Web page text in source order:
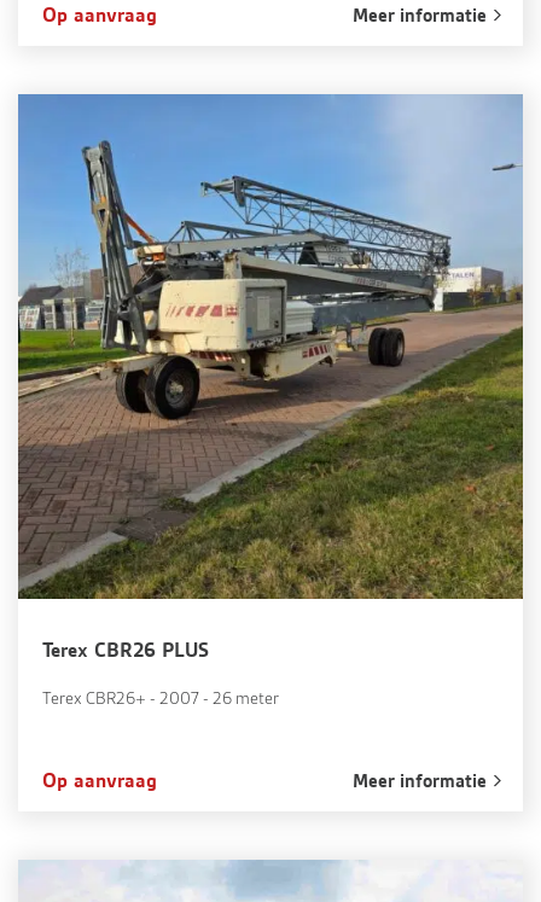
Op aanvraag Meer informatie
Terex CBR26 PLUS
Terex CBR26+ - 2007 - 26 meter
Op aanvraag Meer informatie